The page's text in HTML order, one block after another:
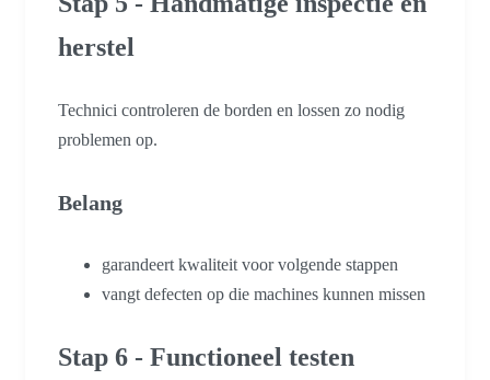
herstel
Technici controleren de borden en lossen zo nodig
problemen op.
Belang
garandeert kwaliteit voor volgende stappen
vangt defecten op die machines kunnen missen
Stap 6 - Functioneel testen